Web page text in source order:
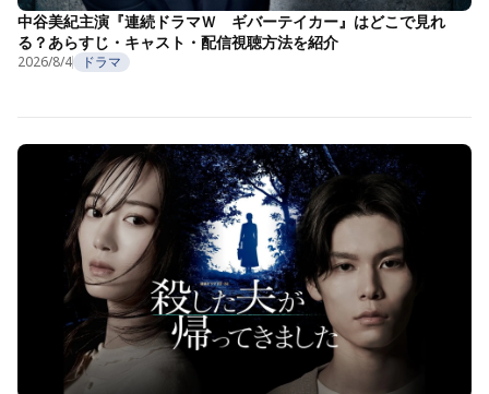
中谷美紀主演『連続ドラマＷ ギバーテイカー』はどこで見れ
る？あらすじ・キャスト・配信視聴方法を紹介
2026/8/4 ドラマ